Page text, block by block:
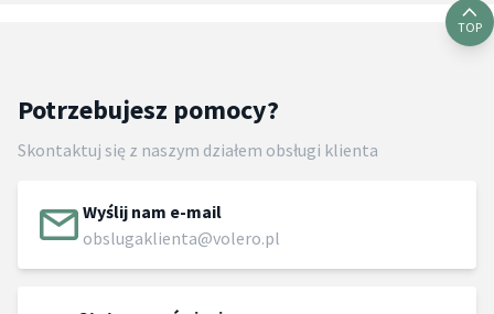
TOP
Potrzebujesz pomocy?
Skontaktuj się z naszym działem obsługi klienta
Wyślij nam e-mail
obslugaklienta@volero.pl